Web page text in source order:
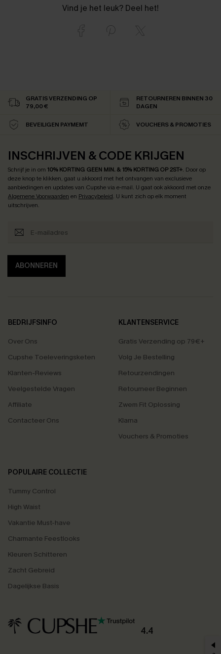
Vind je het leuk? Deel het!
GRATIS VERZENDING OP
79,00 €
RETOURNEREN BINNEN 30
DAGEN
BEVEILIGEN PAYMEMT VOUCHERS & PROMOTIES
INSCHRIJVEN & CODE KRIJGEN
Schrijf je in om 10% KORTING GEEN MIN. & 15% KORTING OP 2ST+. Door op
deze knop te klikken, gaat u akkoord met het ontvangen van exclusieve
aanbiedingen en updates van Cupshe via e-mail. U gaat ook akkoord met onze
Algemene Voorwaarden en Privacybeleid. U kunt zich op elk moment
uitschrijven.
ABONNEREN
BEDRIJFSINFO
Over Ons
Cupshe Toeleveringsketen
Klanten-Reviews
Veelgestelde Vragen
Affiliate
Contacteer Ons
KLANTENSERVICE
Gratis Verzending op 79€+
Volg Je Bestelling
Retourzendingen
Retourneer Beginnen
Zwem Fit Oplossing
Klarna
Vouchers & Promoties
POPULAIRE COLLECTIE
Tummy Control
High Waist
Vakantie Must-have
Charmante Feestlooks
Kleuren Schitteren
Zacht Gebreid
Dagelijkse Basis
4.4